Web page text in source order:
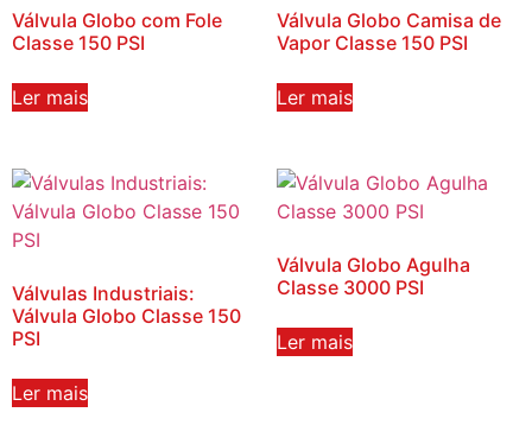
Válvula Globo com Fole
Classe 150 PSI
Ler mais
Válvula Globo Camisa de
Vapor Classe 150 PSI
Ler mais
Válvulas Industriais:
Válvula Globo Classe 150
PSI
Ler mais
Válvula Globo Agulha
Classe 3000 PSI
Ler mais